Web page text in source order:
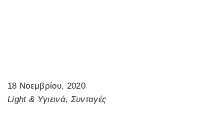
18 Νοεμβρίου, 2020
Light & Υγιεινά, Συνταγές